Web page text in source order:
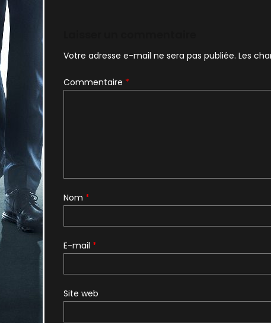
Votre adresse e-mail ne sera pas publiée. Les
Commentaire *
Nom *
E-mail *
Site web